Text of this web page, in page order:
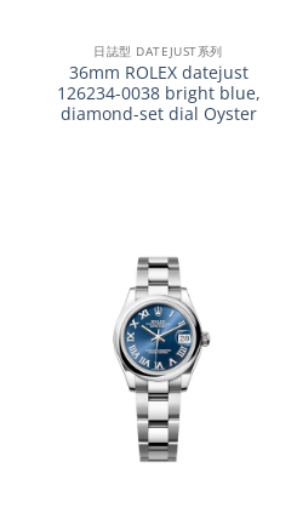
日誌型 DATEJUST系列
36mm ROLEX datejust
126234-0038 bright blue,
diamond-set dial Oyster